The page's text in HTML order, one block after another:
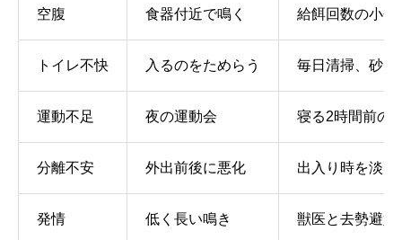
空腹 食器付近で鳴く 給餌回数の小
トイレ不快 入るのをためらう 毎日清掃、砂
運動不足 夜の運動会 寝る2時間前の
分離不安 外出前後に悪化 出入り時を淡
発情 低く長い鳴き 獣医と去勢避妊